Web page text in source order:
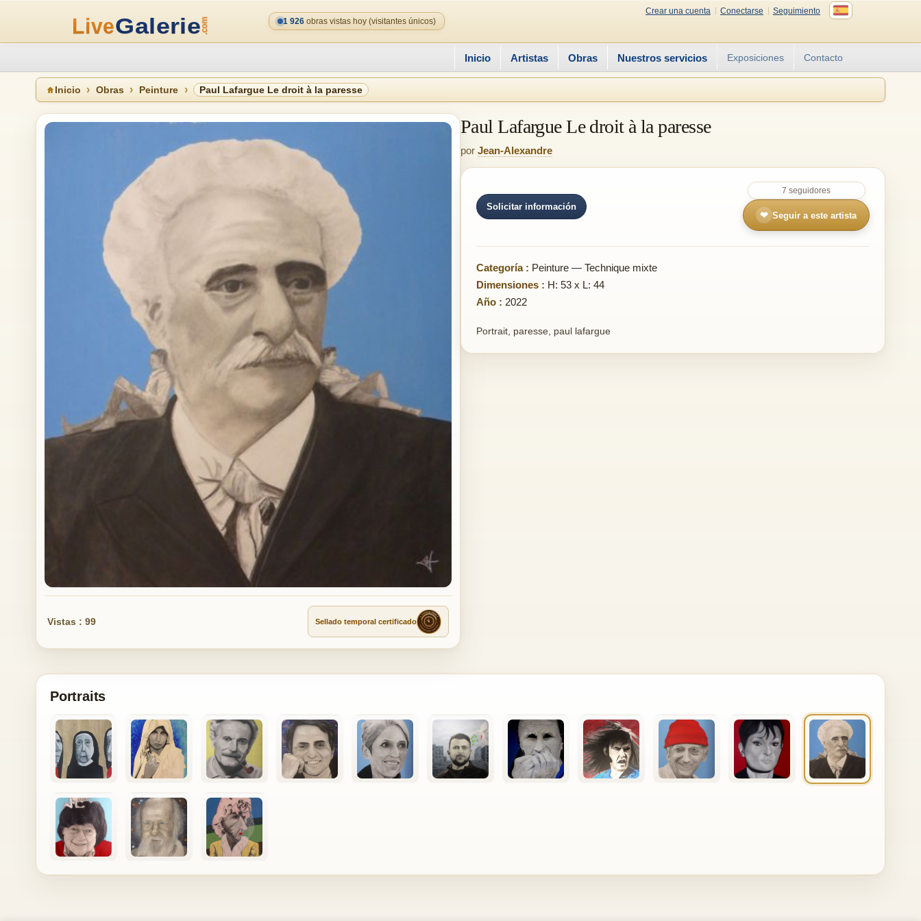
Crear una cuenta Conectarse
Seguimiento
1 926 obras vistas hoy (visitantes únicos)
Inicio Artistas Obras Nuestros servicios Exposiciones Contacto
Inicio Obras Peinture Paul Lafargue Le droit à la paresse
Vistas : 99 Sellado temporal certificado
Paul Lafargue Le droit à la paresse
por Jean-Alexandre
Solicitar información
7 seguidores
❤ Seguir a este artista
Categoría : Peinture — Technique mixte
Dimensiones : H: 53 x L: 44
Año : 2022
Portrait, paresse, paul lafargue
Portraits